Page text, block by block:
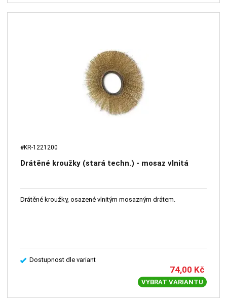
#KR-1221200
Drátěné kroužky (stará techn.) - mosaz vlnitá
Drátěné kroužky, osazené vlnitým mosazným drátem.
Dostupnost dle variant
74,00 Kč
VYBRAT VARIANTU